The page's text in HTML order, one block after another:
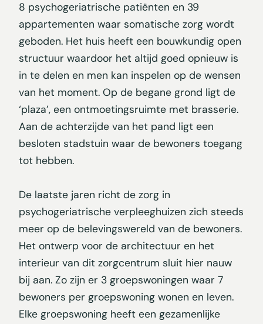
8 psychogeriatrische patiënten en 39
appartementen waar somatische zorg wordt
geboden. Het huis heeft een bouwkundig open
structuur waardoor het altijd goed opnieuw is
in te delen en men kan inspelen op de wensen
van het moment. Op de begane grond ligt de
‘plaza’, een ontmoetingsruimte met brasserie.
Aan de achterzijde van het pand ligt een
besloten stadstuin waar de bewoners toegang
tot hebben.
De laatste jaren richt de zorg in
psychogeriatrische verpleeghuizen zich steeds
meer op de belevingswereld van de bewoners.
Het ontwerp voor de architectuur en het
interieur van dit zorgcentrum sluit hier nauw
bij aan. Zo zijn er 3 groepswoningen waar 7
bewoners per groepswoning wonen en leven.
Elke groepswoning heeft een gezamenlijke